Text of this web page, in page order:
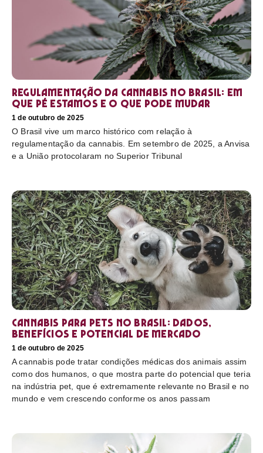
Regulamentação da cannabis no Brasil: em
que pé estamos e o que pode mudar
1 de outubro de 2025
O Brasil vive um marco histórico com relação à
regulamentação da cannabis. Em setembro de 2025, a Anvisa
e a União protocolaram no Superior Tribunal
Cannabis para pets no Brasil: dados,
benefícios e potencial de mercado
1 de outubro de 2025
A cannabis pode tratar condições médicas dos animais assim
como dos humanos, o que mostra parte do potencial que teria
na indústria pet, que é extremamente relevante no Brasil e no
mundo e vem crescendo conforme os anos passam